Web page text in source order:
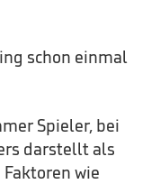
schon einmal
Spieler, bei
darstellt als
wie